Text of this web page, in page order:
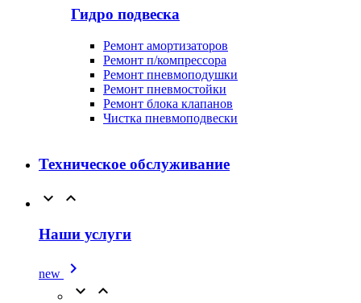
Гидро подвеска
Ремонт амортизаторов
Ремонт п/компрессора
Ремонт пневмоподушки
Ремонт пневмостойки
Ремонт блока клапанов
Чистка пневмоподвески
Техническое обслуживание
 
Наши услуги
new


